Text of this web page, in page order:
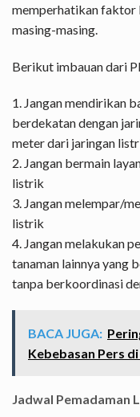
memperhatikan faktor
masing-masing.
Berikut imbauan dari
1. Jangan mendirikan
berdekatan dengan
meter dari jaringan
2. Jangan bermain
listrik
3. Jangan melempar/
listrik
4. Jangan melakukan
tanaman lainnya yang
tanpa berkoordinasi
BACA JUGA:
Kebebasan Pers
Jadwal Pemadaman